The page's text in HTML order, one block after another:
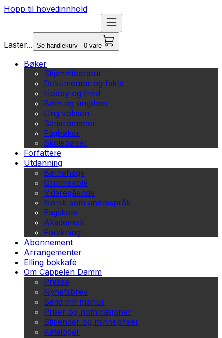
Hopp til hovedinnhold
Laster... Se handlekurv - 0 vare
Bøker
Skjønnlitteratur
Dokumentar og fakta
Hobby og fritid
Barn og ungdom
Ung voksen
Serieromaner
Fagbøker
Skolebøker
Forfattere
Utdanning
Barnehage
Grunnskole
Videregående
Norsk som andrespråk
Fagskole
Akademisk
Forskning
Abonnement
Arrangementer
Elling bokkafé
Om Cappelen Damm
Presse
Nyhetsbrev
Send inn manus
Priser og nominasjoner
Stipender og minnepriser
Kataloger